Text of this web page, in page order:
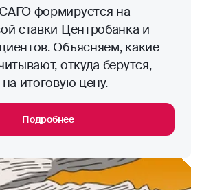
формируется на
ставки Центробанка и
Объясняем, какие
откуда берутся,
итоговую цену.
Подробнее